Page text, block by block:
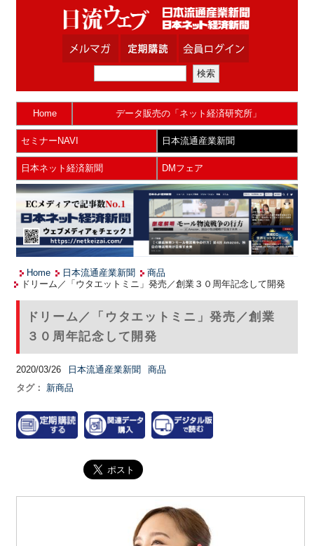
Home データ販売の「ネット経済研究所」
セミナーNAVI 日本流通産業新聞
日本ネット経済新聞 DMフェア
Home 日本流通産業新聞
商品
ドリーム／「ウタエットミニ」発売／創業３０周年記念して開発
ドリーム／「ウタエットミニ」発売／創業
３０周年記念して開発
2020/03/26 日本流通産業新聞
商品
タグ：
新商品